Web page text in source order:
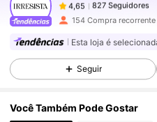
l***l pago1 dia atrás
4,65 827 Seguidores
154 Compra recorrente
Esta loja é
Seguir
Você Também Pode Gostar